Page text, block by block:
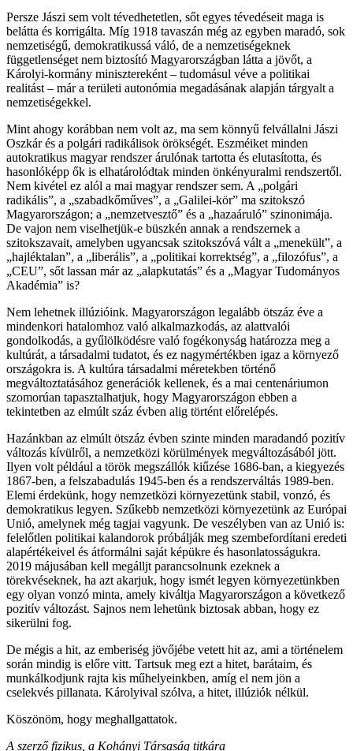
Persze Jászi sem volt tévedhetetlen, sőt egyes tévedéseit maga is
belátta és korrigálta. Míg 1918 tavaszán még az egyben maradó, sok
nemzetiségű, demokratikussá váló, de a nemzetiségeknek
függetlenséget nem biztosító Magyarországban látta a jövőt, a
Károlyi-kormány minisztereként – tudomásul véve a politikai
realitást – már a területi autonómia megadásának alapján tárgyalt a
nemzetiségekkel.
Mint ahogy korábban nem volt az, ma sem könnyű felvállalni Jászi
Oszkár és a polgári radikálisok örökségét. Eszméiket minden
autokratikus magyar rendszer árulónak tartotta és elutasította, és
hasonlóképp ők is elhatárolódtak minden önkényuralmi rendszertől.
Nem kivétel ez alól a mai magyar rendszer sem. A „polgári
radikális”, a „szabadkőműves”, a „Galilei-kör” ma szitokszó
Magyarországon; a „nemzetvesztő” és a „hazaáruló” szinonimája.
De vajon nem viselhetjük-e büszkén annak a rendszernek a
szitokszavait, amelyben ugyancsak szitokszóvá vált a „menekült”, a
„hajléktalan”, a „liberális”, a „politikai korrektség”, a „filozófus”, a
„CEU”, sőt lassan már az „alapkutatás” és a „Magyar Tudományos
Akadémia” is?
Nem lehetnek illúzióink. Magyarországon legalább ötszáz éve a
mindenkori hatalomhoz való alkalmazkodás, az alattvalói
gondolkodás, a gyűlölködésre való fogékonyság határozza meg a
kultúrát, a társadalmi tudatot, és ez nagymértékben igaz a környező
országokra is. A kultúra társadalmi méretekben történő
megváltoztatásához generációk kellenek, és a mai centenáriumon
szomorúan tapasztalhatjuk, hogy Magyarországon ebben a
tekintetben az elmúlt száz évben alig történt előrelépés.
Hazánkban az elmúlt ötszáz évben szinte minden maradandó pozitív
változás kívülről, a nemzetközi körülmények megváltozásából jött.
Ilyen volt például a török megszállók kiűzése 1686-ban, a kiegyezés
1867-ben, a felszabadulás 1945-ben és a rendszerváltás 1989-ben.
Elemi érdekünk, hogy nemzetközi környezetünk stabil, vonzó, és
demokratikus legyen. Szűkebb nemzetközi környezetünk az Európai
Unió, amelynek még tagjai vagyunk. De veszélyben van az Unió is:
felelőtlen politikai kalandorok próbálják meg szembefordítani eredeti
alapértékeivel és átformálni saját képükre és hasonlatosságukra.
2019 májusában kell megálljt parancsolnunk ezeknek a
törekvéseknek, ha azt akarjuk, hogy ismét legyen környezetünkben
egy olyan vonzó minta, amely kiváltja Magyarországon a következő
pozitív változást. Sajnos nem lehetünk biztosak abban, hogy ez
sikerülni fog.
De mégis a hit, az emberiség jövőjébe vetett hit az, ami a történelem
során mindig is előre vitt. Tartsuk meg ezt a hitet, barátaim, és
munkálkodjunk rajta kis műhelyeinkben, amíg el nem jön a
cselekvés pillanata. Károlyival szólva, a hitet, illúziók nélkül.
Köszönöm, hogy meghallgattatok.
A szerző fizikus, a Kohányi Társaság titkára